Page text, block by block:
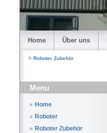
Home Über uns
Roboter Zubehör
Menu
Home
Roboter
Roboter Zubehör